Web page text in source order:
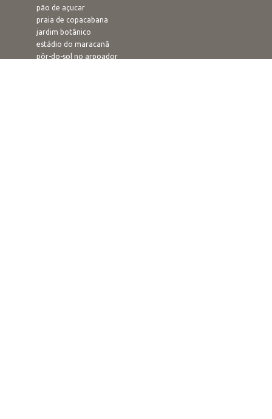
pão de açucar
praia de copacabana
jardim botânico
estádio do maracanã
pôr-do-sol no arpoador